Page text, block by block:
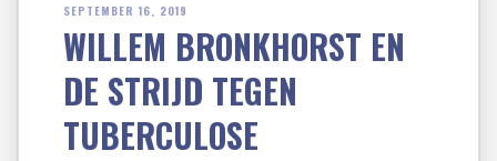
SEPTEMBER 16, 2019
WILLEM BRONKHORST EN
DE STRIJD TEGEN
TUBERCULOSE